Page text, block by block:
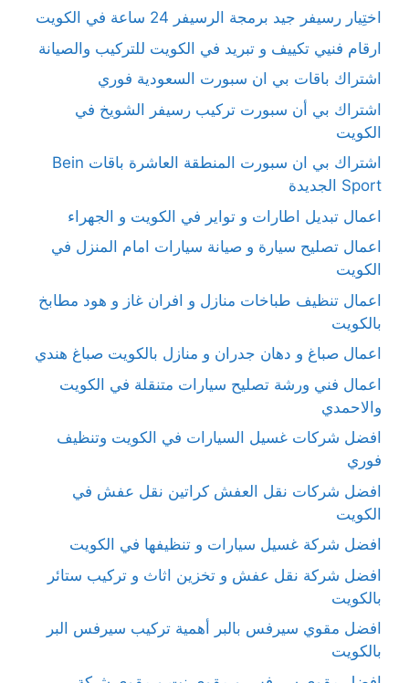
اختِيار رسيفر جيد برمجة الرسيفر 24 ساعة في الكويت
ارقام فنيي تكييف و تبريد في الكويت للتركيب والصيانة
اشتراك باقات بي ان سبورت السعودية فوري
اشتراك بي أن سبورت تركيب رسيفر الشويخ في
الكويت
اشتراك بي ان سبورت المنطقة العاشرة باقات Bein
Sport الجديدة
اعمال تبديل اطارات و تواير في الكويت و الجهراء
اعمال تصليح سيارة و صيانة سيارات امام المنزل في
الكويت
اعمال تنظيف طباخات منازل و افران غاز و هود مطابخ
بالكويت
اعمال صباغ و دهان جدران و منازل بالكويت صباغ هندي
اعمال فني ورشة تصليح سيارات متنقلة في الكويت
والاحمدي
افضل شركات غسيل السيارات في الكويت وتنظيف
فوري
افضل شركات نقل العفش كراتين نقل عفش في
الكويت
افضل شركة غسيل سيارات و تنظيفها في الكويت
افضل شركة نقل عفش و تخزين اثاث و تركيب ستائر
بالكويت
افضل مقوي سيرفس بالبر أهمية تركيب سيرفس البر
بالكويت